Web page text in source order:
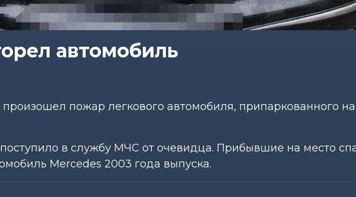
автомобиль
пожар легкового автомобиля, припаркованного
в службу МЧС от очевидца. Прибывшие на место
Mercedes 2003 года выпуска.